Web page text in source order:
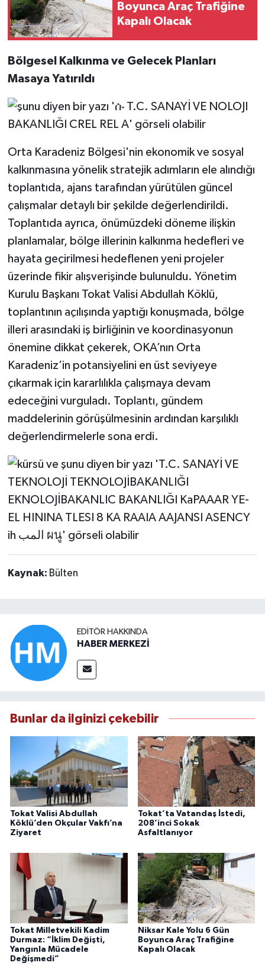
Boyunca Araç Trafiğine
Kapalı Olacak
Bölgesel Kalkınma ve Gelecek Planları
Masaya Yatırıldı
Orta Karadeniz Bölgesi'nin ekonomik ve sosyal
kalkınmasına yönelik stratejik adımların ele alındığı
toplantıda, ajans tarafından yürütülen güncel
çalışmalar detaylı bir şekilde değerlendirildi.
Toplantıda ayrıca, önümüzdeki döneme ilişkin
planlamalar, bölge illerinin kalkınma hedefleri ve
hayata geçirilmesi hedeflenen yeni projeler
üzerinde fikir alışverişinde bulunuldu. Yönetim
Kurulu Başkanı Tokat Valisi Abdullah Köklü,
toplantının açılışında yaptığı konuşmada, bölge
illeri arasındaki iş birliğinin ve koordinasyonun
önemine dikkat çekerek, OKA’nın Orta
Karadeniz’in potansiyelini en üst seviyeye
çıkarmak için kararlılıkla çalışmaya devam
edeceğini vurguladı. Toplantı, gündem
maddelerinin görüşülmesinin ardından karşılıklı
değerlendirmelerle sona erdi.
Kaynak: Bülten
EDITÖR HAKKINDA
HABER MERKEZİ
Bunlar da ilginizi çekebilir
Tokat Valisi Abdullah
Köklü’den Okçular Vakfı’na
Ziyaret
Tokat’ta Vatandaş İstedi,
208’inci Sokak
Asfaltlanıyor
Tokat Milletvekili Kadim
Durmaz: “İklim Değişti,
Yangınla Mücadele
Değişmedi”
Niksar Kale Yolu 6 Gün
Boyunca Araç Trafiğine
Kapalı Olacak